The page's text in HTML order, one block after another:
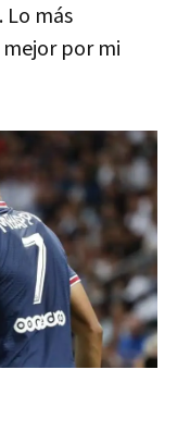
. Lo más
por mi